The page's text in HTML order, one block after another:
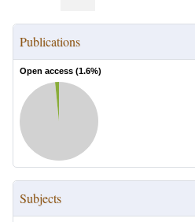
Publications
Open access (1.6%)
Subjects